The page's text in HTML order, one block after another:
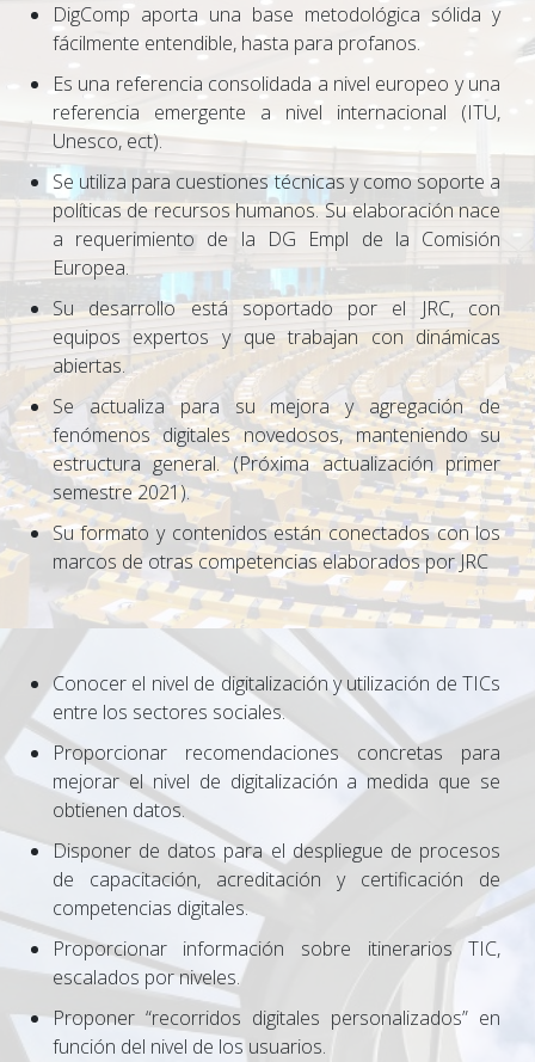
DigComp aporta una base metodológica sólida y
fácilmente entendible, hasta para profanos.
Es una referencia consolidada a nivel europeo y una
referencia emergente a nivel internacional (ITU,
Unesco, ect).
Se utiliza para cuestiones técnicas y como soporte a
políticas de recursos humanos. Su elaboración nace
a requerimiento de la DG Empl de la Comisión
Europea.
Su desarrollo está soportado por el JRC, con
equipos expertos y que trabajan con dinámicas
abiertas.
Se actualiza para su mejora y agregación de
fenómenos digitales novedosos, manteniendo su
estructura general. (Próxima actualización primer
semestre 2021).
Su formato y contenidos están conectados con los
marcos de otras competencias elaborados por JRC
Conocer el nivel de digitalización y utilización de TICs
entre los sectores sociales.
Proporcionar recomendaciones concretas para
mejorar el nivel de digitalización a medida que se
obtienen datos.
Disponer de datos para el despliegue de procesos
de capacitación, acreditación y certificación de
competencias digitales.
Proporcionar información sobre itinerarios TIC,
escalados por niveles.
Proponer “recorridos digitales personalizados” en
función del nivel de los usuarios.